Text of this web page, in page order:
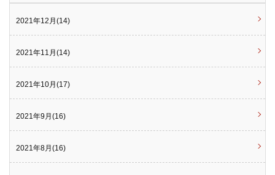
2021年12月(14)
2021年11月(14)
2021年10月(17)
2021年9月(16)
2021年8月(16)